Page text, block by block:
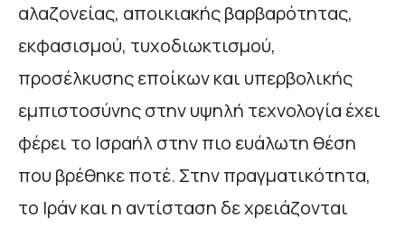
αλαζονείας, αποικιακής βαρβαρότητας,
εκφασισμού, τυχοδιωκτισμού,
προσέλκυσης εποίκων και υπερβολικής
εμπιστοσύνης στην υψηλή τεχνολογία έχει
φέρει το Ισραήλ στην πιο ευάλωτη θέση
που βρέθηκε ποτέ. Στην πραγματικότητα,
το Ιράν και η αντίσταση δε χρειάζονται